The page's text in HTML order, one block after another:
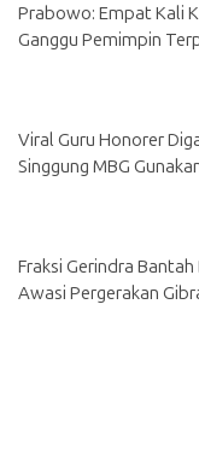
Prabowo: Empat Kali
Ganggu Pemimpin
Viral Guru Honorer
Singgung MBG
Fraksi Gerindra
Awasi Pergerakan